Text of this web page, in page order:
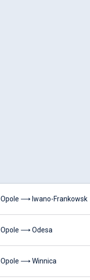
Opole ⟶ Iwano-Frankowsk
Opole ⟶ Odesa
Opole ⟶ Winnica